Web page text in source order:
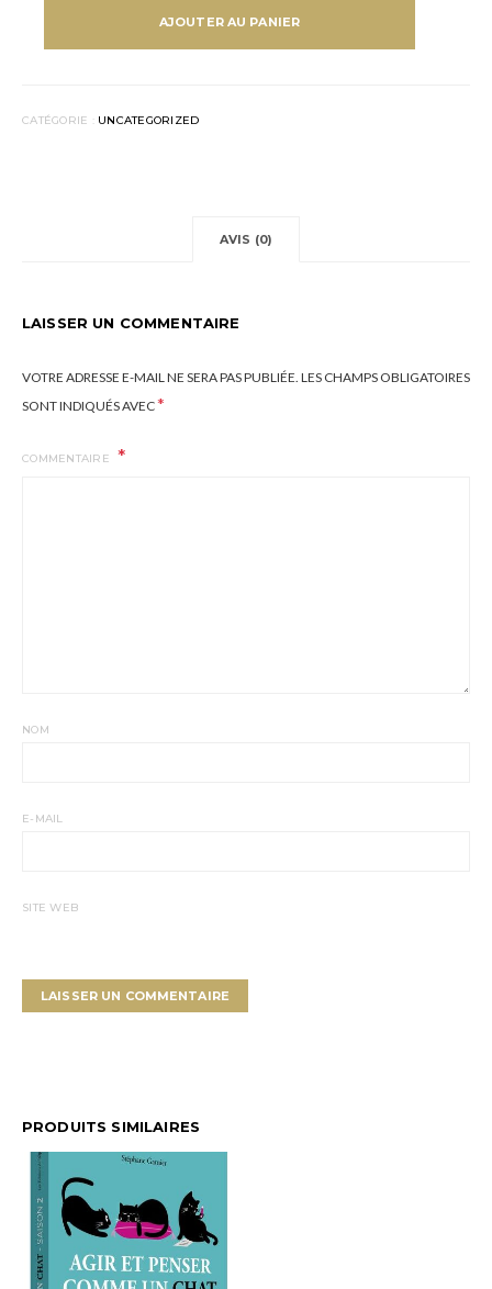
JEAN-
AJOUTER AU PANIER
CATÉGORIE : UNCATEGORIZED
AVIS (0)
LAISSER UN COMMENTAIRE
VOTRE ADRESSE E-MAIL NE SERA PAS PUBLIÉE. LES CHAMPS OBLIGATOIRES
SONT INDIQUÉS AVEC*
COMMENTAIRE
NOM
E-MAIL
SITE WEB
PRODUITS SIMILAIRES